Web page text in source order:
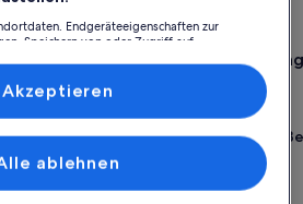
Group & Sports
Bewertungen)
Premier Group & Sports
Force
Sandusky
10
Endgeräteeigenschaften zur
Speichern von oder Zugriff auf
und der Performance von Inhalten,
Entwicklung und Verbesserung von
ablehnen
Akzeptieren